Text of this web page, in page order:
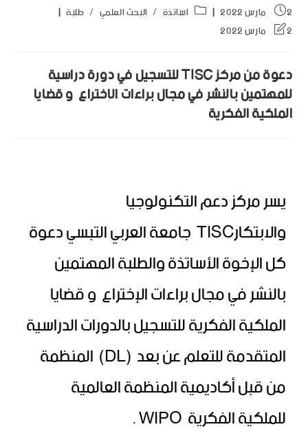
2 مارس 2022 اساتذة / البحث العلمي / طلبة
2 مارس 2022
دعوة من مركز TISC للتسجيل في دورة دراسية
للمهتمين بالنشر في مجال براءات الإختراع و قضايا
الملكية الفكرية
يسر مركز دعم التكنولوجيا
والابتكارTISC جامعة العربي التبسي دعوة
كل الإخوة الأساتذة والطلبة المهتمين
بالنشر في مجال براءات الإختراع و قضايا
الملكية الفكرية للتسجيل بالدورات الدراسية
المتقدمة للتعلم عن بعد (DL) المنظمة
من قبل أكاديمية المنظمة العالمية
للملكية الفكرية WIPO .